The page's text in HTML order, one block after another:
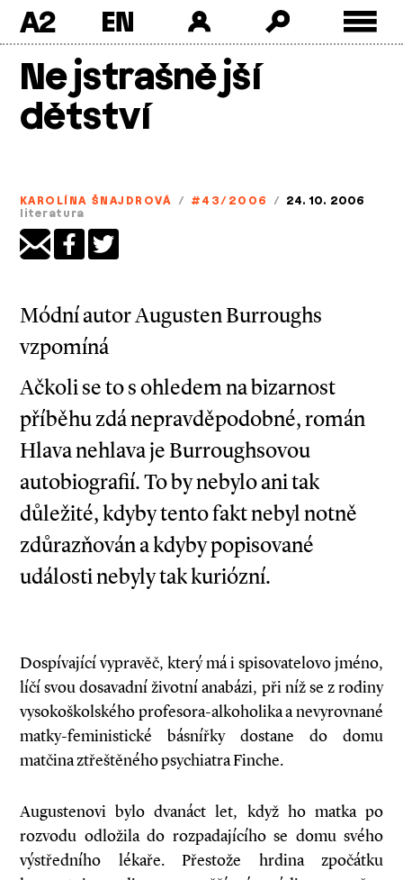
A2
Nejstrašnější
dětství
KAROLÍNA ŠNAJDROVÁ / #43/2006 / 24. 10. 2006
literatura
Módní autor Augusten Burroughs
vzpomíná
Ačkoli se to s ohledem na bizarnost
příběhu zdá nepravděpodobné, román
Hlava nehlava je Burroughsovou
autobiografií. To by nebylo ani tak
důležité, kdyby tento fakt nebyl notně
zdůrazňován a kdyby popisované
události nebyly tak kuriózní.
Dospívající vypravěč, který má i spisovatelovo jméno,
líčí svou dosavadní životní anabázi, při níž se z rodiny
vysokoškolského profesora-alkoholika a nevyrovnané
matky-feministické básnířky dostane do domu
matčina ztřeštěného psychiatra Finche.
Augustenovi bylo dvanáct let, když ho matka po
rozvodu odložila do rozpadajícího se domu svého
výstředního lékaře. Přestože hrdina zpočátku